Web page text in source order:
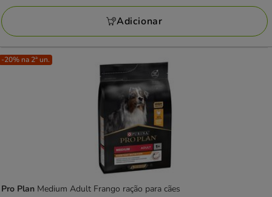
avaliações
113.66€
Adicionar
-20% na 2ª un.
Pro Plan Medium Adult Frango ração para cães